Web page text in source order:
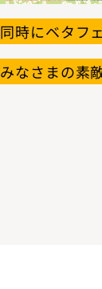
同時にベタフ
みなさまの素